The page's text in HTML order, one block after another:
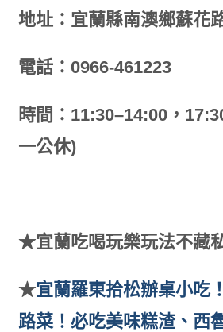
地址：宜蘭縣南澳鄉蘇花
電話：0966-461223
時間：11:30–14:00，
一公休)
★宜蘭吃喝玩樂玩法不藏
★宜蘭羅東拾松辦桌小吃
路菜！必吃美味糕渣、西